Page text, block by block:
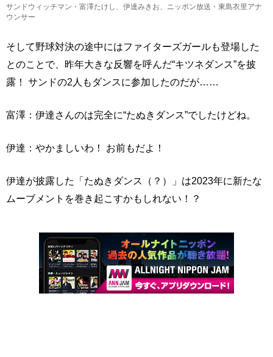
サンドウィッチマン・富澤たけし、伊達みきお、ニッポン放送・東島衣里アナ
ウンサー
そして野球対決の途中にはファイターズガールも登場した
とのことで、昨年大きな反響を呼んだ“キツネダンス”を披
露！ サンドの2人もダンスに参加したのだが……
富澤：伊達さんのは完全に“たぬきダンス”でしたけどね。
伊達：やかましいわ！ お前もだよ！
伊達が披露した「たぬきダンス（？）」は2023年に新たな
ムーブメントを巻き起こすかもしれない！？